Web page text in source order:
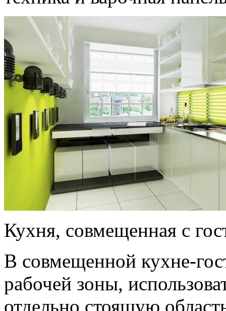
Кухня, совмещенная с
В совмещенной кухне-
рабочей зоны,
отдельно стоящую